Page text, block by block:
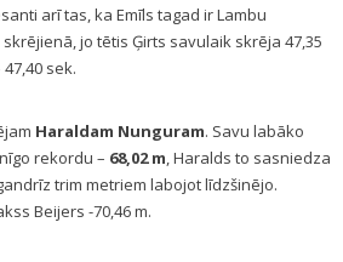
arī tas, ka Emīls tagad ir Lambu
jo tētis Ģirts savulaik skrēja 47,35
sek.
Haraldam Nunguram. Savu labāko
rekordu – 68,02 m, Haralds to sasniedza
trim metriem labojot līdzšinējo.
Beijers -70,46 m.